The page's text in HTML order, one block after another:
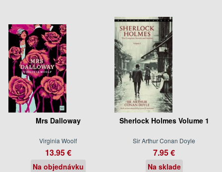
Mrs Dalloway
Virginia Woolf
13.95 €
Na objednávku
Sherlock Holmes Volume 1
Sir Arthur Conan Doyle
7.95 €
Na sklade